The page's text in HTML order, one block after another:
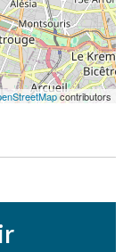
contributors